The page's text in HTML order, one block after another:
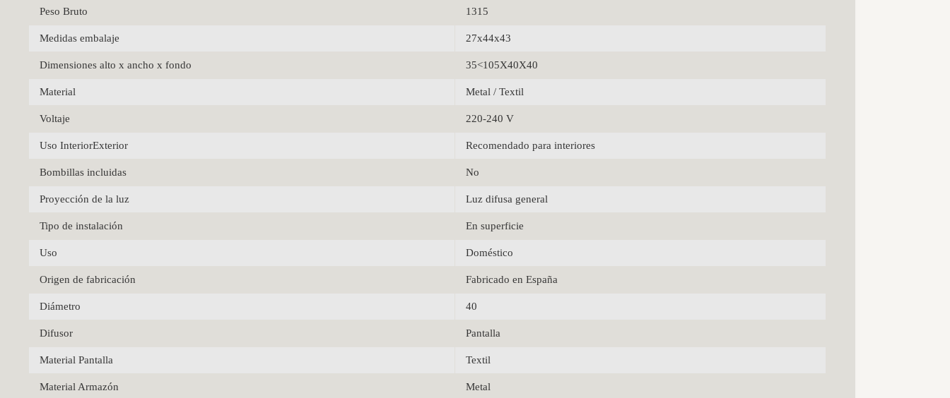
Peso Bruto 1315
Medidas embalaje 27x44x43
Dimensiones alto x ancho x fondo 35<105X40X40
Material Metal / Textil
Voltaje 220-240 V
Uso InteriorExterior Recomendado para interiores
Bombillas incluidas No
Proyección de la luz Luz difusa general
Tipo de instalación En superficie
Uso Doméstico
Origen de fabricación Fabricado en España
Diámetro 40
Difusor Pantalla
Material Pantalla Textil
Material Armazón Metal